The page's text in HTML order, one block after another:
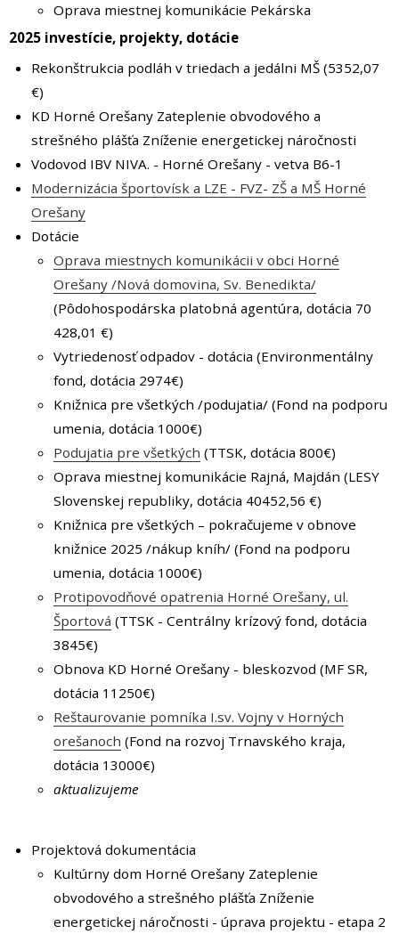
Oprava miestnej komunikácie Pekárska
2025 investície, projekty, dotácie
Rekonštrukcia podláh v triedach a jedálni MŠ (5352,07
€)
KD Horné Orešany Zateplenie obvodového a
strešného plášťa Zníženie energetickej náročnosti
Vodovod IBV NIVA. - Horné Orešany - vetva B6-1
Modernizácia športovísk a LZE - FVZ- ZŠ a MŠ Horné
Orešany
Dotácie
Oprava miestnych komunikácii v obci Horné
Orešany /Nová domovina, Sv. Benedikta/
(Pôdohospodárska platobná agentúra, dotácia 70
428,01 €)
Vytriedenosť odpadov - dotácia (Environmentálny
fond, dotácia 2974€)
Knižnica pre všetkých /podujatia/ (Fond na podporu
umenia, dotácia 1000€)
Podujatia pre všetkých (TTSK, dotácia 800€)
Oprava miestnej komunikácie Rajná, Majdán (LESY
Slovenskej republiky, dotácia 40452,56 €)
Knižnica pre všetkých – pokračujeme v obnove
knižnice 2025 /nákup kníh/ (Fond na podporu
umenia, dotácia 1000€)
Protipovodňové opatrenia Horné Orešany, ul.
Športová (TTSK - Centrálny krízový fond, dotácia
3845€)
Obnova KD Horné Orešany - bleskozvod (MF SR,
dotácia 11250€)
Reštaurovanie pomníka I.sv. Vojny v Horných
orešanoch (Fond na rozvoj Trnavského kraja,
dotácia 13000€)
aktualizujeme
Projektová dokumentácia
Kultúrny dom Horné Orešany Zateplenie
obvodového a strešného plášťa Zníženie
energetickej náročnosti - úprava projektu - etapa 2